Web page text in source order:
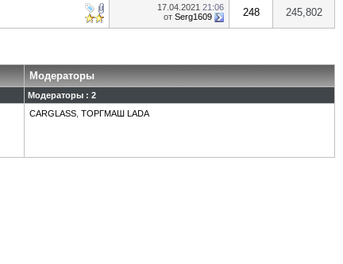
17.04.2021 21:06
от Serg1609 248 245,802
Модераторы
Модераторы : 2
CARGLASS ТОРГМАШ LADA